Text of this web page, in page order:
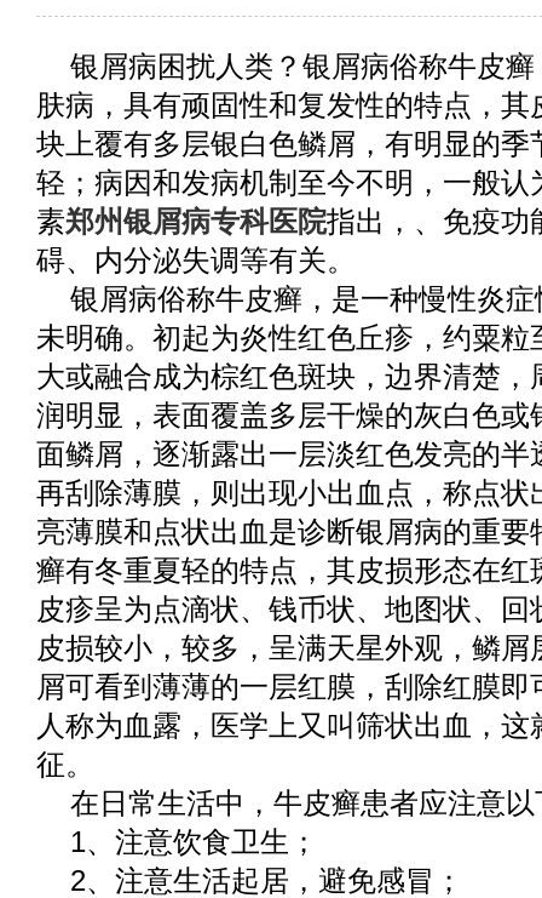
银屑病困扰人类？银屑病俗称牛皮
肤病，具有顽固性和复发性的特点，
块上覆有多层银白色鳞屑，有明显的
轻；病因和发病机制至今不明，一般
素郑州银屑病专科医院指出，、免疫功
碍、内分泌失调等有关。
银屑病俗称牛皮癣，是一种慢性炎
未明确。初起为炎性红色丘疹，约粟
大或融合成为棕红色斑块，边界清楚
润明显，表面覆盖多层干燥的灰白色
面鳞屑，逐渐露出一层淡红色发亮的
再刮除薄膜，则出现小出血点，称点
亮薄膜和点状出血是诊断银屑病的重
癣有冬重夏轻的特点，其皮损形态在
皮疹呈为点滴状、钱币状、地图状、
皮损较小，较多，呈满天星外观，鳞
屑可看到薄薄的一层红膜，刮除红膜
人称为血露，医学上又叫筛状出血，
征。
在日常生活中，牛皮癣患者应注意
1、注意饮食卫生；
2、注意生活起居，避免感冒；